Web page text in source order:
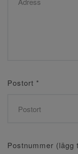
Postort *
Postnummer